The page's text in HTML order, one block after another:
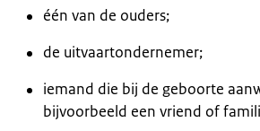
één van de ouders;
de uitvaartondernemer;
iemand die bij de geboorte
bijvoorbeeld een vriend of